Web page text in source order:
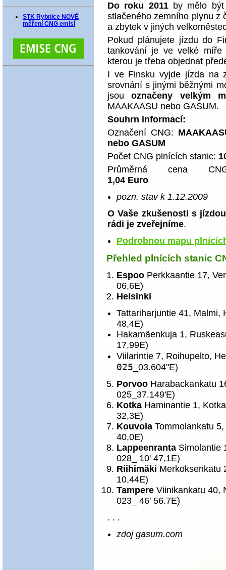
Do roku 2011by mělo být
stlačeného zemního plynu z
a zbytek v jiných
Pokud plánujete jízdu do
tankování je ve velké
kterou je třeba objednat
I ve Finsku vyjde jízda na
srovnání s jinými běžnými
jsouoznačeny velkým
MAAKAASU nebo GASUM.
Souhrn informací:
Označení CNG:
nebo GASUM
Počet CNG plnících stanic:
Průměrná cena
1,04 Euro
pozn. stav k 1.12.2009
O Vaše zkušenosti s
rádi je zveřejníme.
Podrobnou mapu
Přehled plnících stanic
Espoo Perkkaantie 17,
06,6E)
Helsinki
Tattariharjuntie 41, Malmi,
48,4E)
Hakamäenkuja 1,
17,99E)
Viilarintie 7, Roihupelto,
025 _03.604''E)
Porvoo Harabackankatu
025_37.149'E)
Kotka Haminantie 1,
32,3E)
Kouvola Tommolankatu
40,0E)
Lappeenranta Simolantie
028_ 10' 47,1E)
Riihimäki Merkoksenkatu
10,44E)
Tampere Viinikankatu 40,
023_ 46' 56.7E)
. . .
zdoj gasum.com
STK Rybnice NOVĚ
měření CNG emisí